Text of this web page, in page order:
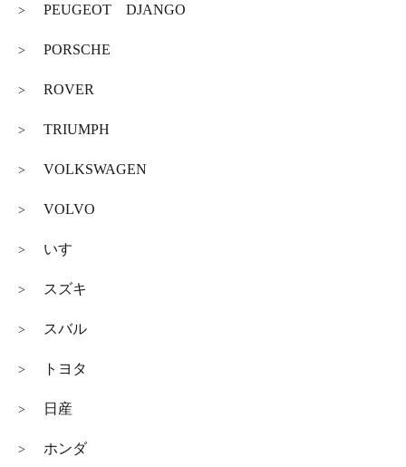
> PEUGEOT DJANGO
> PORSCHE
> ROVER
> TRIUMPH
> VOLKSWAGEN
> VOLVO
> いすゞ
> スズキ
> スバル
> トヨタ
> 日産
> ホンダ